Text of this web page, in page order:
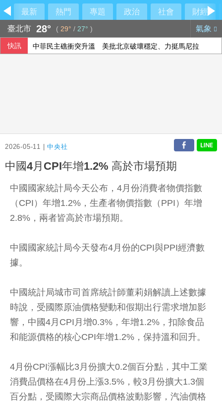
最新 熱門 專題 政治 社會
財經
臺北市 28° ( 29° / 27° ) 氣象
快訊 中菲民主礁衝突升溫 美批北京破壞穩定、力挺馬尼拉
2026-05-11 |中央社
中國4月CPI年增1.2% 高於市場預期
中國國家統計局今天公布，4月份消費者物價指數
（CPI）年增1.2%，生產者物價指數（PPI）年增
2.8%，兩者皆高於市場預期。
中國國家統計局今天發布4月份的CPI與PPI經濟數
據。
中國統計局城市司首席統計師董莉娟解讀上述數據
時說，受國際原油價格變動和假期出行需求增加影
響，中國4月CPI月增0.3%，年增1.2%，扣除食品
和能源價格的核心CPI年增1.2%，保持溫和回升。
4月份CPI漲幅比3月份擴大0.2個百分點，其中工業
消費品價格在4月份上漲3.5%，較3月份擴大1.3個
百分點，受國際大宗商品價格波動影響，汽油價格